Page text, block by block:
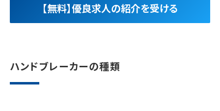
【無料】優良求人の紹介を受ける
ハンドブレーカーの種類